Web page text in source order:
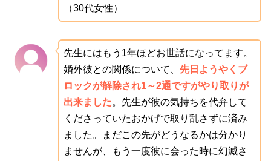
（30代女性）
先生にはもう1年ほどお世話になってます。
婚外彼との関係について、 先日ようやくブ
ロックが解除され1～2通ですがやり取りが
出来ました。先生が彼の気持ちを代弁して
くださっていたおかげで取り乱さずに済み
ました。まだこの先がどうなるかは分かり
ませんが、もう一度彼に会った時に幻滅さ